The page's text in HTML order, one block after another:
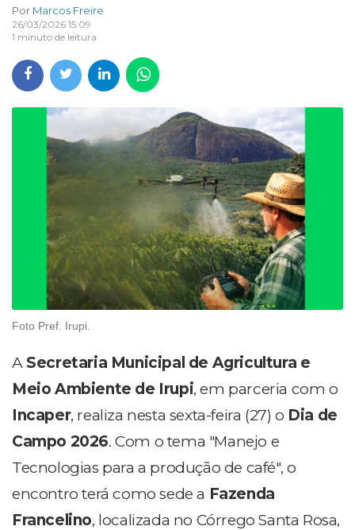
Por Marcos Freire
26/03/2026 15:09
1 minuto de leitura
Foto Pref. Irupi.
A Secretaria Municipal de Agricultura e
Meio Ambiente de Irupi, em parceria com o
Incaper, realiza nesta sexta-feira (27) o Dia de
Campo 2026. Com o tema "Manejo e
Tecnologias para a produção de café", o
encontro terá como sede a Fazenda
Francelino, localizada no Córrego Santa Rosa,